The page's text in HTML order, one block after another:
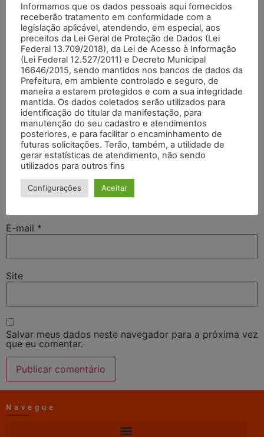
obrigatórios são marcados com*
Comentário *
Nome*
E-mail *
Site
Salvar meus dados neste navegador para a próxima vez
que eu comentar.
Navegue
Informamos que os dados pessoais aqui fornecidos
receberão tratamento em conformidade com a
legislação aplicável, atendendo, em especial, aos
preceitos da Lei Geral de Proteção de Dados (Lei
Federal 13.709/2018), da Lei de Acesso à Informação
(Lei Federal 12.527/2011) e Decreto Municipal
16646/2015, sendo mantidos nos bancos de dados da
Prefeitura, em ambiente controlado e seguro, de
maneira a estarem protegidos e com a sua integridade
mantida. Os dados coletados serão utilizados para
identificação do titular da manifestação, para
manutenção do seu cadastro e atendimentos
posteriores, e para facilitar o encaminhamento de
futuras solicitações. Terão, também, a utilidade de
gerar estatísticas de atendimento, não sendo
utilizados para outros fins
Configurações Aceitar